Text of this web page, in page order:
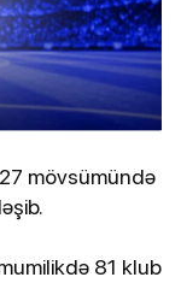
mövsümündə
81 klub